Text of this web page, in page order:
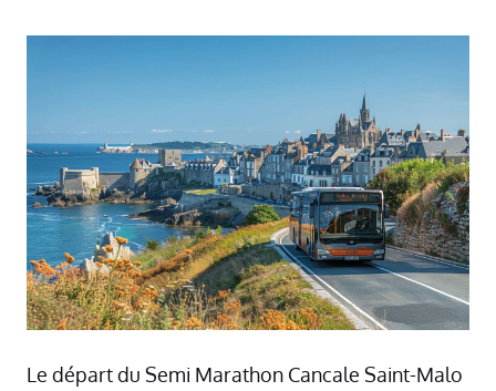
Le départ du Semi Marathon Cancale Saint-Malo